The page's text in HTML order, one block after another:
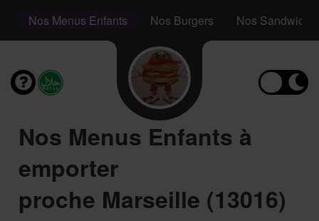
Nos Menus Enfants Nos Burgers Nos Sandwichs
Nos Menus Enfants à
emporter
proche Marseille (13016)